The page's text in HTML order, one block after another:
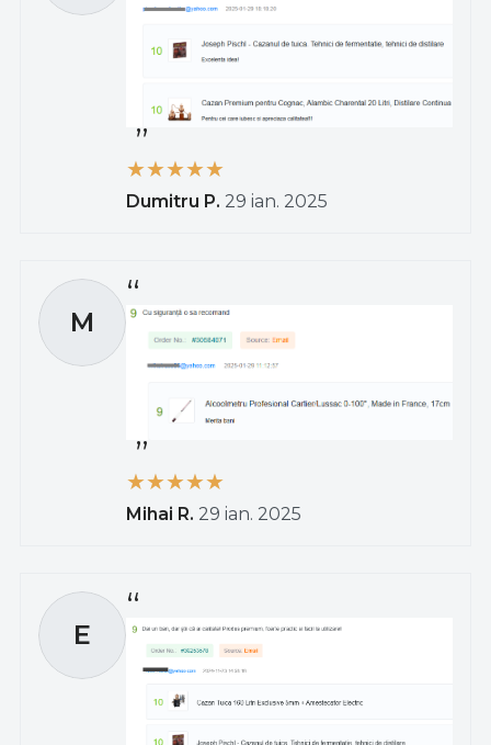
Dumitru P. 29 ian. 2025
M
Mihai R. 29 ian. 2025
E